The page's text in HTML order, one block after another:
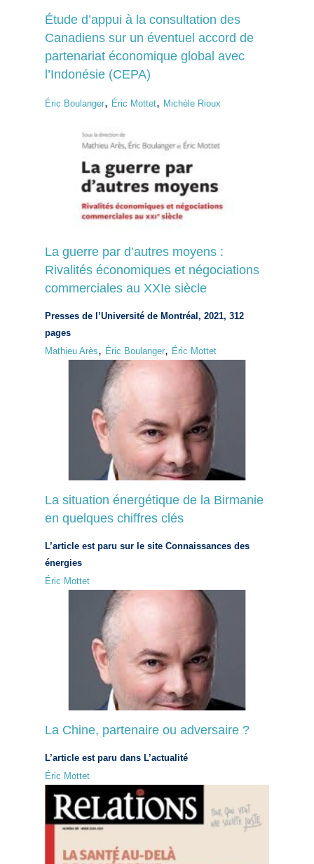
Étude d’appui à la consultation des
Canadiens sur un éventuel accord de
partenariat économique global avec
l’Indonésie (CEPA)
Éric Boulanger, Éric Mottet, Michèle Rioux
La guerre par d’autres moyens :
Rivalités économiques et négociations
commerciales au XXIe siècle
Presses de l’Université de Montréal, 2021, 312
pages
Mathieu Arès, Éric Boulanger, Éric Mottet
La situation énergétique de la Birmanie
en quelques chiffres clés
L’article est paru sur le site Connaissances des
énergies
Éric Mottet
La Chine, partenaire ou adversaire ?
L’article est paru dans L’actualité
Éric Mottet